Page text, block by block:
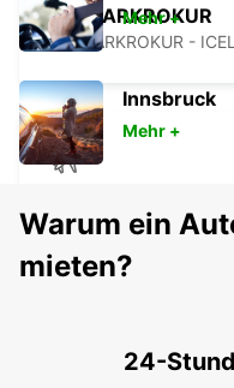
SAUDARKROKUR
SAUDARKROKUR -
AKUREYRI - ICELAND
AKUREYRI
Mehr +
Innsbruck
Mehr +
Warum ein
mieten?
24-